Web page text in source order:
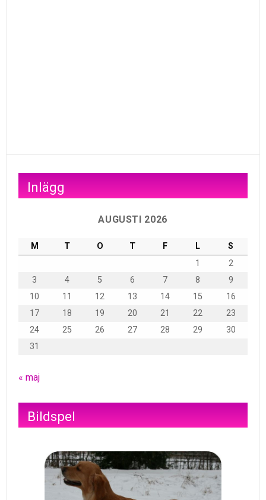
Inlägg
AUGUSTI 2026
M T O T F L
S
1
2
3
4 5 6 7 8
9
10
11 12 13 14 15
16
17
18 19 20 21 22
23
24
25 26 27 28 29
30
31
« maj
Bildspel